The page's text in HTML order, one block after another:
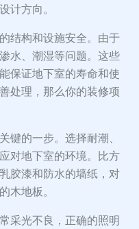
计方向。
结构和设施安全。由于
水、潮湿等问题。这些
保证地下室的寿命和使
处理，那么你的装修项
键的一步。选择耐潮、
对地下室的环境。比方
胶漆和防水的墙纸，对
木地板。
采光不良，正确的照明